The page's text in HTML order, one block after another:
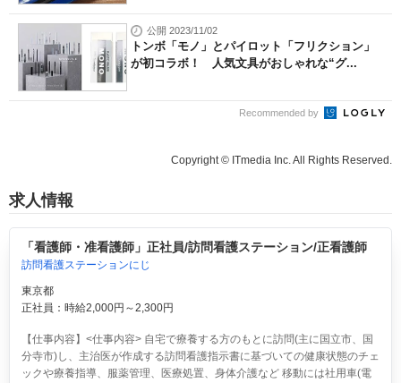
公開 2023/11/02
トンボ「モノ」とパイロット「フリクション」
が初コラボ！ 人気文具がおしゃれな“グ...
Recommended by
Copyright © ITmedia Inc. All Rights Reserved.
求人情報
「看護師・准看護師」正社員/訪問看護ステーション/正看護師
訪問看護ステーションにじ
東京都
正社員：時給2,000円～2,300円
【仕事内容】<仕事内容> 自宅で療養する方のもとに訪問(主に国立市、国
分寺市)し、主治医が作成する訪問看護指示書に基づいての健康状態のチェ
ックや療養指導、服薬管理、医療処置、身体介護など 移動には社用車(電